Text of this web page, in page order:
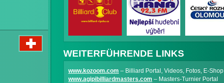
WEITERFÜHRENDE LINKS
www.kozoom.com – Billiard Portal, Videos, Fotos, E-Shop
www.agipibilliardmasters.com – Masters-Turnier Portal